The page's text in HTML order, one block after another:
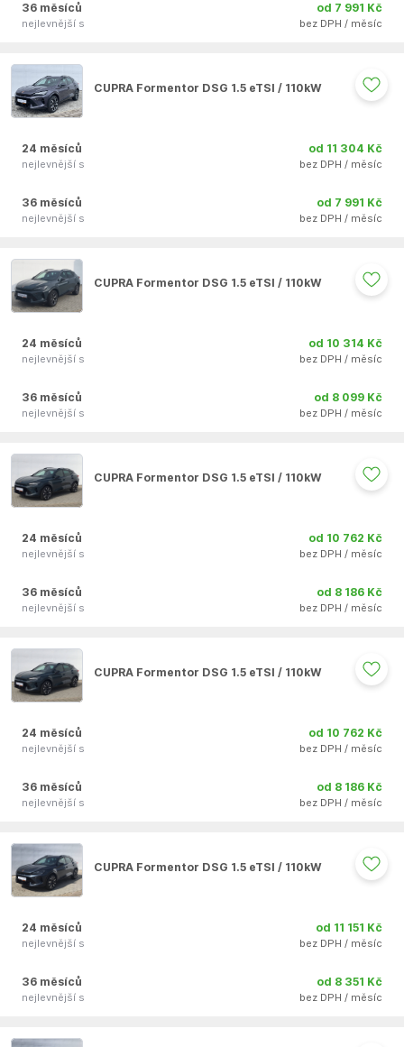
36 měsíců
nejlevnější s
od 7 991 Kč
bez DPH / měsíc
CUPRA Formentor DSG 1.5 eTSI / 110kW
24 měsíců
nejlevnější s
od 11 304 Kč
bez DPH / měsíc
36 měsíců
nejlevnější s
od 7 991 Kč
bez DPH / měsíc
CUPRA Formentor DSG 1.5 eTSI / 110kW
24 měsíců
nejlevnější s
od 10 314 Kč
bez DPH / měsíc
36 měsíců
nejlevnější s
od 8 099 Kč
bez DPH / měsíc
CUPRA Formentor DSG 1.5 eTSI / 110kW
24 měsíců
nejlevnější s
od 10 762 Kč
bez DPH / měsíc
36 měsíců
nejlevnější s
od 8 186 Kč
bez DPH / měsíc
CUPRA Formentor DSG 1.5 eTSI / 110kW
24 měsíců
nejlevnější s
od 10 762 Kč
bez DPH / měsíc
36 měsíců
nejlevnější s
od 8 186 Kč
bez DPH / měsíc
CUPRA Formentor DSG 1.5 eTSI / 110kW
24 měsíců
nejlevnější s
od 11 151 Kč
bez DPH / měsíc
36 měsíců
nejlevnější s
od 8 351 Kč
bez DPH / měsíc